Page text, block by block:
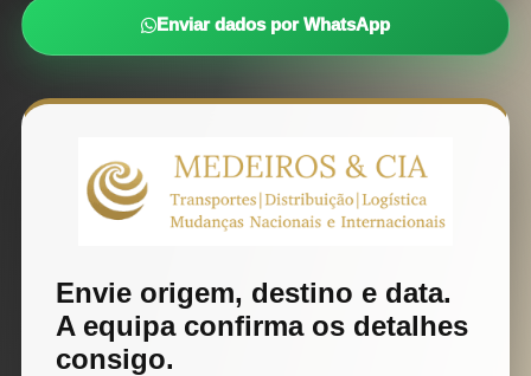
Enviar dados por WhatsApp
Envie origem, destino e data.
A equipa confirma os detalhes
consigo.